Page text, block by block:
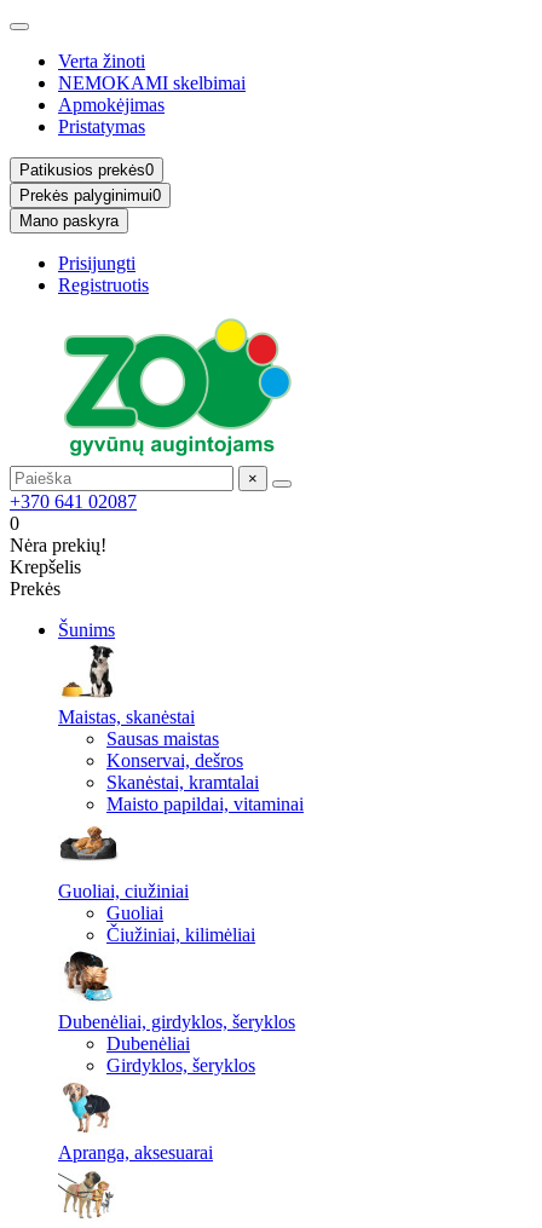
Verta žinoti
NEMOKAMI skelbimai
Apmokėjimas
Pristatymas
Patikusios prekės0
Prekės palyginimui0
Mano paskyra
Prisijungti
Registruotis
×
+370 641 02087
0
Nėra prekių!
Krepšelis
Prekės
Šunims
Maistas, skanėstai
Sausas maistas
Konservai, dešros
Skanėstai, kramtalai
Maisto papildai, vitaminai
Guoliai, ciužiniai
Guoliai
Čiužiniai, kilimėliai
Dubenėliai, girdyklos, šeryklos
Dubenėliai
Girdyklos, šeryklos
Apranga, aksesuarai